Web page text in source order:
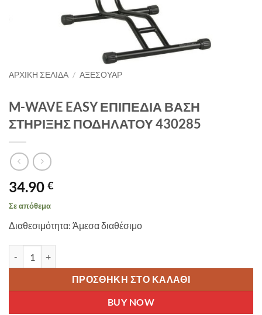
ΑΡΧΙΚΉ ΣΕΛΊΔΑ / ΑΞΕΣΟΥΑΡ
M-WAVE EASY ΕΠΙΠΕΔΙΑ ΒΑΣΗ
ΣΤΗΡΙΞΗΣ ΠΟΔΗΛΑΤΟΥ 430285
34.90 €
Σε απόθεμα
Διαθεσιμότητα: Άμεσα διαθέσιμο
ΠΡΟΣΘΉΚΗ ΣΤΟ ΚΑΛΆΘΙ
BUY NOW